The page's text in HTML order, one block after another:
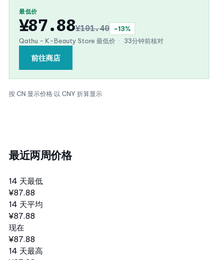
最低价
¥87.88¥101.40
−13%
Qathu - K-Beauty Store 最低价 · 33分钟前核对
前往商店
按 CN 显示价格·以 CNY 折算显示
最近两周价格
14 天最低
¥87.88
14 天平均
¥87.88
现在
¥87.88
14 天最高